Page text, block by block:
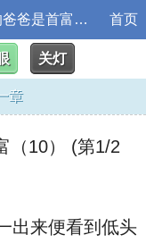
孩子他爹缠上我_第三十章 儿子的爸爸是首富（10） 首页
关灯
章
10） (第1/2
来便看到低头